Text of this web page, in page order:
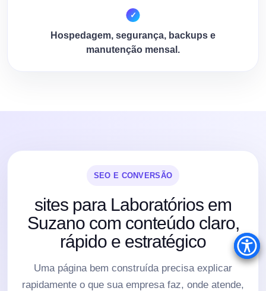
Hospedagem, segurança, backups e
manutenção mensal.
SEO E CONVERSÃO
sites para Laboratórios em
Suzano com conteúdo claro,
rápido e estratégico
Uma página bem construída precisa explicar
rapidamente o que sua empresa faz, onde atende,